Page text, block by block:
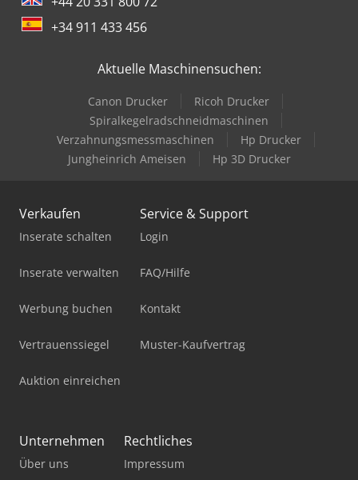
+34 911 433 456
Aktuelle Maschinensuchen:
Canon Drucker
Ricoh Drucker
Spiralkegelradschneidmaschinen
Verzahnungsmessmaschinen
Hp Drucker
Jungheinrich Ameisen
Hp 3D Drucker
Verkaufen
Inserate schalten
Inserate verwalten
Werbung buchen
Vertrauenssiegel
Auktion einreichen
Service & Support
Login
FAQ/Hilfe
Kontakt
Muster-Kaufvertrag
Unternehmen
Über uns
Rechtliches
Impressum